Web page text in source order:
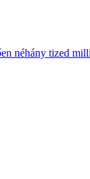
néhány tized